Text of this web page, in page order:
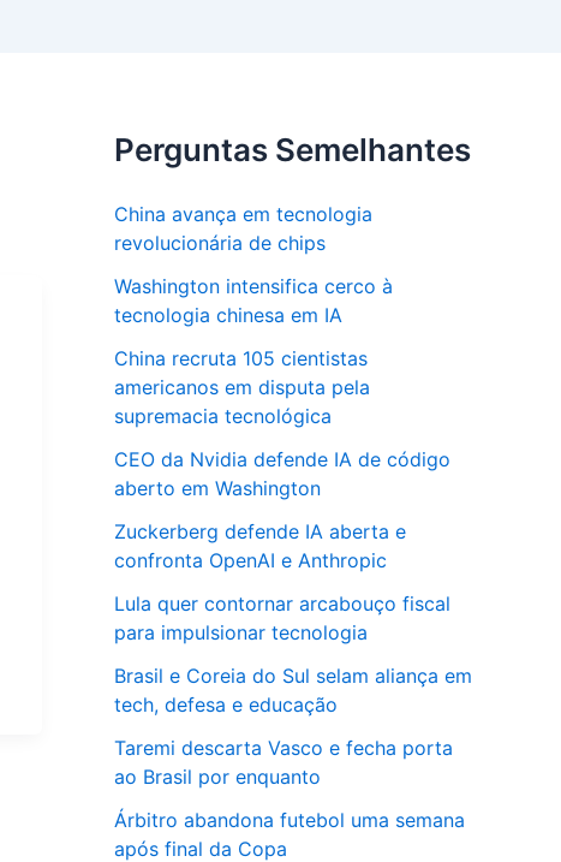
Perguntas Semelhantes
China avança em tecnologia
revolucionária de chips
Washington intensifica cerco à
tecnologia chinesa em IA
China recruta 105 cientistas
americanos em disputa pela
supremacia tecnológica
CEO da Nvidia defende IA de código
aberto em Washington
Zuckerberg defende IA aberta e
confronta OpenAI e Anthropic
Lula quer contornar arcabouço fiscal
para impulsionar tecnologia
Brasil e Coreia do Sul selam aliança em
tech, defesa e educação
Taremi descarta Vasco e fecha porta
ao Brasil por enquanto
Árbitro abandona futebol uma semana
após final da Copa